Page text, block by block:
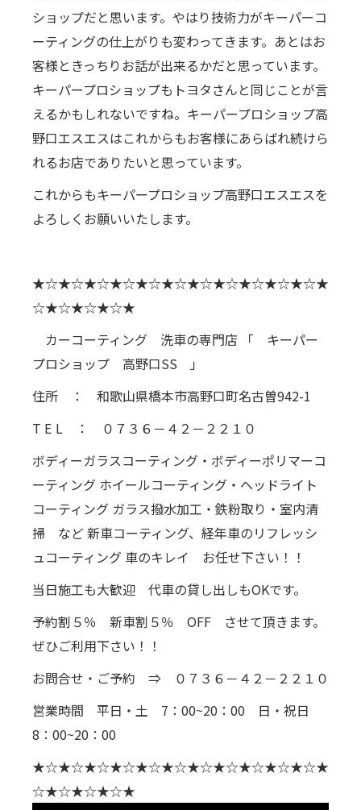
ショップだと思います。やはり技術力がキーパーコ
ーティングの仕上がりも変わってきます。あとはお
客様ときっちりお話が出来るかだと思っています。
キーパープロショップもトヨタさんと同じことが言
えるかもしれないですね。キーパープロショップ高
野口エスエスはこれからもお客様にあらばれ続けら
れるお店でありたいと思っています。
これからもキーパープロショップ高野口エスエスを
よろしくお願いいたします。
★☆★☆★☆★☆★☆★☆★☆★☆★☆★☆★☆★
☆★☆★☆★☆★
カーコーティング 洗車の専門店 「 キーパー
プロショップ 高野口SS 」
住所 ： 和歌山県橋本市高野口町名古曽942-1
T E L ： ０７３６－４２－２２１０
ボディーガラスコーティング・ボディーポリマーコ
ーティング ホイールコーティング・ヘッドライト
コーティング ガラス撥水加工・鉄粉取り・室内清
掃 など 新車コーティング、経年車のリフレッシ
ュコーティング 車のキレイ お任せ下さい！！
当日施工も大歓迎 代車の貸し出しもOKです。
予約割５％ 新車割５％ OFF させて頂きます。
ぜひご利用下さい！！
お問合せ・ご予約 ⇒ ０７３６－４２－２２１０
営業時間 平日・土 7：00~20：00 日・祝日
8：00~20：00
★☆★☆★☆★☆★☆★☆★☆★☆★☆★☆★☆★
☆★☆★☆★☆★